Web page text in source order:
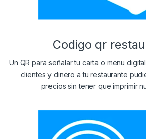
Codigo qr
Un QR para señalar tu carta o menu
clientes y dinero a tu restaurante
precios sin tener que imprimir